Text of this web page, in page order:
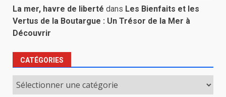
La mer, havre de liberté dans Les Bienfaits et les
Vertus de la Boutargue : Un Trésor de la Mer à
Découvrir
CATÉGORIES
Catégories